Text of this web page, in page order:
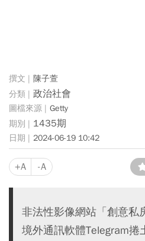
陳子萱
政治社會
Getty
1435期
2024-06-19 10:42
+A -A
非法性影像網站「創意私
境外通訊軟體Telegram